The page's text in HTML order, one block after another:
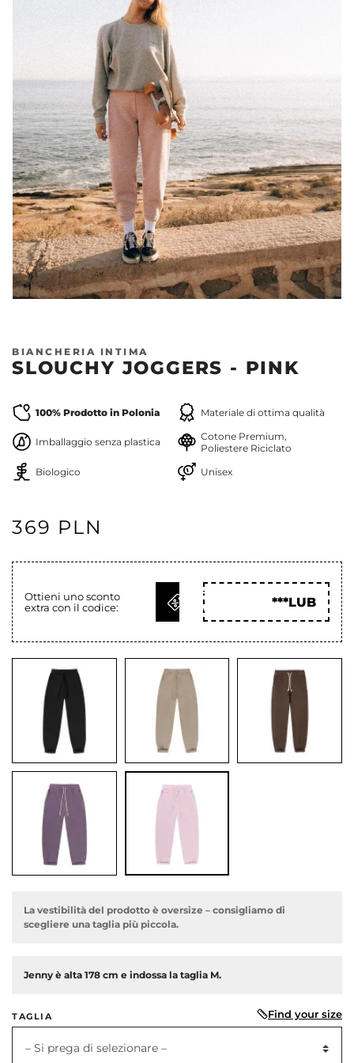
BIANCHERIA INTIMA
SLOUCHY JOGGERS - PINK
100% Prodotto in Polonia Materiale di ottima qualità
Imballaggio senza plastica
Cotone Premium,
Poliestere Riciclato
Biologico
Unisex
369 PLN
Ottieni uno sconto
extra con il codice:
OTTIENI
COD
***LUB
La vestibilità del prodotto è oversize – consigliamo di
scegliere una taglia più piccola.
Jenny è alta 178 cm e indossa la taglia M.
TAGLIA Find your size
– Si prega di selezionare –